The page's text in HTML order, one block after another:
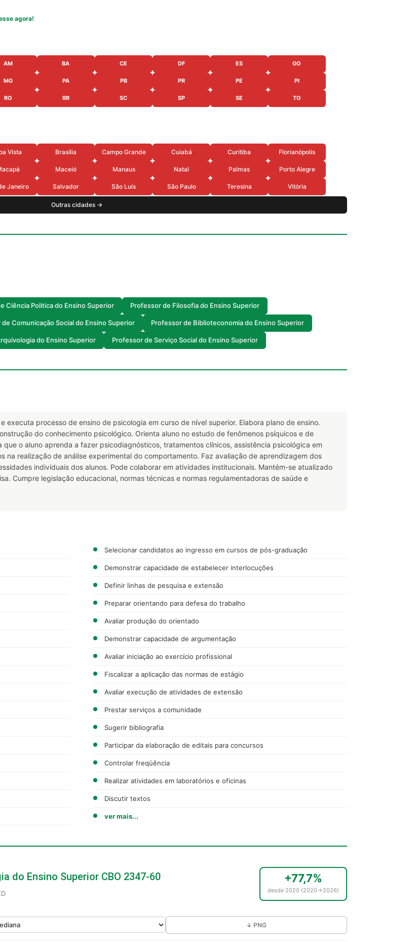
agora!
AM BA CE DF ES GO
MG PA PB PR PE PI
RO RR SC SP SE TO
Vista Brasília Campo Grande Cuiabá Curitiba Florianópolis
Maceió Manaus Natal Palmas Porto Alegre
Janeiro Salvador São Luís São Paulo Teresina Vitória
Outras cidades →
Ciência Politica do Ensino Superior Professor de Filosofia do Ensino Superior
Comunicação Social do Ensino Superior Professor de Biblioteconomia do Ensino Superior
do Ensino Superior Professor de Serviço Social do Ensino Superior
executa processo de ensino de psicologia em curso de nível superior. Elabora plano de ensino.
do conhecimento psicológico. Orienta aluno no estudo de fenômenos psíquicos e de
o aluno aprenda a fazer psicodiagnósticos, tratamentos clínicos, assistência psicológica em
na realização de análise experimental do comportamento. Faz avaliação de aprendizagem dos
individuais dos alunos. Pode colaborar em atividades institucionais. Mantém-se atualizado
Cumpre legislação educacional, normas técnicas e normas regulamentadoras de saúde e
Selecionar candidatos ao ingresso em cursos de pós-graduação
Demonstrar capacidade de estabelecer interlocuções
Definir linhas de pesquisa e extensão
Preparar orientando para defesa do trabalho
Avaliar produção do orientado
Demonstrar capacidade de argumentação
Avaliar iniciação ao exercício profissional
Fiscalizar a aplicação das normas de estágio
Avaliar execução de atividades de extensão
Prestar serviços a comunidade
Sugerir bibliografia
Participar da elaboração de editais para concursos
Controlar freqüência
Realizar atividades em laboratórios e oficinas
Discutir textos
ver mais...
do Ensino Superior CBO 2347-60 +77,7%
desde 2020 (2020→2026)
↓ PNG